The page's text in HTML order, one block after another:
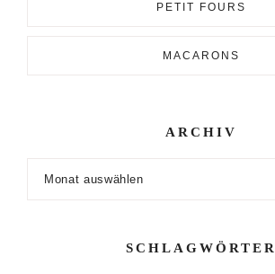
PETIT FOURS
MACARONS
ARCHIV
SCHLAGWÖRTER